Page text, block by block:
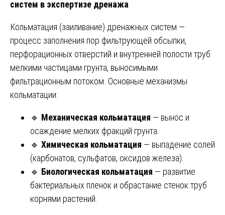
систем в экспертизе дренажа
Кольматация (заиливание) дренажных систем —
процесс заполнения пор фильтрующей обсыпки,
перфорационных отверстий и внутренней полости труб
мелкими частицами грунта, выносимыми
фильтрационным потоком. Основные механизмы
кольматации:
🔹 Механическая кольматация — вынос и
осаждение мелких фракций грунта.
🔹 Химическая кольматация — выпадение солей
(карбонатов, сульфатов, оксидов железа).
🔹 Биологическая кольматация — развитие
бактериальных пленок и обрастание стенок труб
корнями растений.